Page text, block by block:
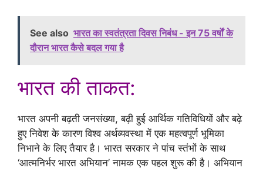
See also भारत का स्वतंत्रता दिवस निबंध - इन 75 वर्षों के
दौरान भारत कैसे बदल गया है
भारत की ताकत:
भारत अपनी बढ़ती जनसंख्या, बढ़ी हुई आर्थिक गतिविधियों और बढ़े
हुए निवेश के कारण विश्व अर्थव्यवस्था में एक महत्वपूर्ण भूमिका
निभाने के लिए तैयार है। भारत सरकार ने पांच स्तंभों के साथ
‘आत्मनिर्भर भारत अभियान’ नामक एक पहल शुरू की है। अभियान